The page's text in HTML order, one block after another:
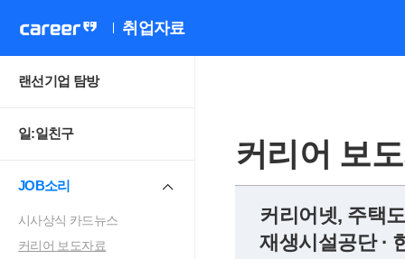
취업자료
랜선기업 탐방
일:일친구
JOB소리
시사상식 카드뉴스
커리어 보도자료
커리어 보
커리어넷, 주택
재생시설공단 ·